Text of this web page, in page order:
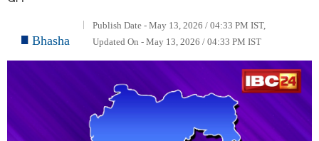
Bhasha
Publish Date - May 13, 2026 / 04:33 PM IST,
Updated On - May 13, 2026 / 04:33 PM IST